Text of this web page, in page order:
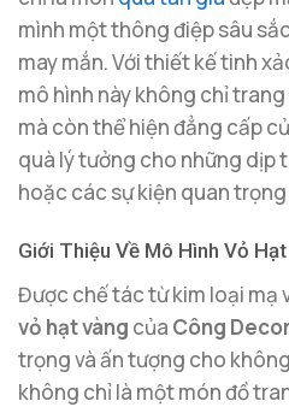
mình một thông điệp sâu
may mắn. Với thiết kế tinh
mô hình này không chỉ
mà còn thể hiện đẳng cấp
quà lý tưởng cho những dịp
hoặc các sự kiện quan
Giới Thiệu Về Mô Hình Vỏ
Được chế tác từ kim loại mạ
vỏ hạt vàng của Công Decor
trọng và ấn tượng cho
không chỉ là một món đồ